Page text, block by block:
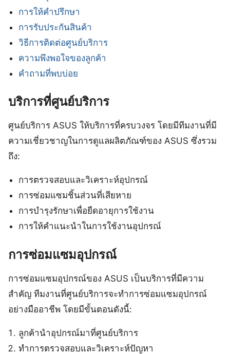
การให้คำปรึกษา
การรับประกันสินค้า
วิธีการติดต่อศูนย์บริการ
ความพึงพอใจของลูกค้า
คำถามที่พบบ่อย
บริการที่ศูนย์บริการ
ศูนย์บริการ ASUS ให้บริการที่ครบวงจร โดยมีทีมงานที่มี
ความเชี่ยวชาญในการดูแลผลิตภัณฑ์ของ ASUS ซึ่งรวม
ถึง:
การตรวจสอบและวิเคราะห์อุปกรณ์
การซ่อมแซมชิ้นส่วนที่เสียหาย
การบำรุงรักษาเพื่อยืดอายุการใช้งาน
การให้คำแนะนำในการใช้งานอุปกรณ์
การซ่อมแซมอุปกรณ์
การซ่อมแซมอุปกรณ์ของ ASUS เป็นบริการที่มีความ
สำคัญ ทีมงานที่ศูนย์บริการจะทำการซ่อมแซมอุปกรณ์
อย่างมืออาชีพ โดยมีขั้นตอนดังนี้:
ลูกค้านำอุปกรณ์มาที่ศูนย์บริการ
ทำการตรวจสอบและวิเคราะห์ปัญหา